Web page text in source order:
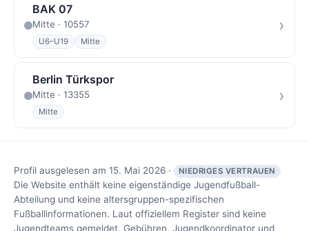
BAK 07
Mitte · 10557
U6–U19 Mitte
›
Berlin Türkspor
Mitte · 13355
Mitte
›
Profil ausgelesen am 15. Mai 2026 · NIEDRIGES VERTRAUEN
Die Website enthält keine eigenständige Jugendfußball-
Abteilung und keine altersgruppen-spezifischen
Fußballinformationen. Laut offiziellem Register sind keine
Jugendteams gemeldet. Gebühren, Jugendkoordinator und